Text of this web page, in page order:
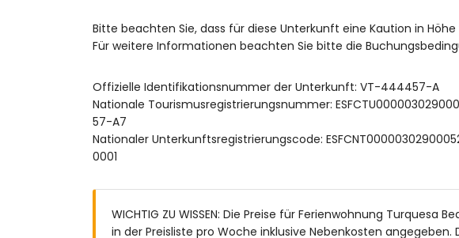
Nützliche Informationen:
🚫 Haustiere sind nicht erlaubt.
📦 Bettwäsche, Handtücher und Geschirrtücher sind inbegriffen.
❄️ Diese Unterkunft verfügt nicht über eine Klimaanlage.
📞 24-Stunden-Notfall-Telefonservice.
Bitte beachten Sie, dass für diese Unterkunft eine Kaution in
Für weitere Informationen beachten Sie bitte die
Offizielle Identifikationsnummer der Unterkunft: VT-444457-A
Nationale Tourismusregistrierungsnummer:
57-A7
Nationaler Unterkunftsregistrierungscode:
0001
WICHTIG ZU WISSEN: Die Preise für Ferienwohnung Turquesa
in der Preisliste pro Woche inklusive Nebenkosten